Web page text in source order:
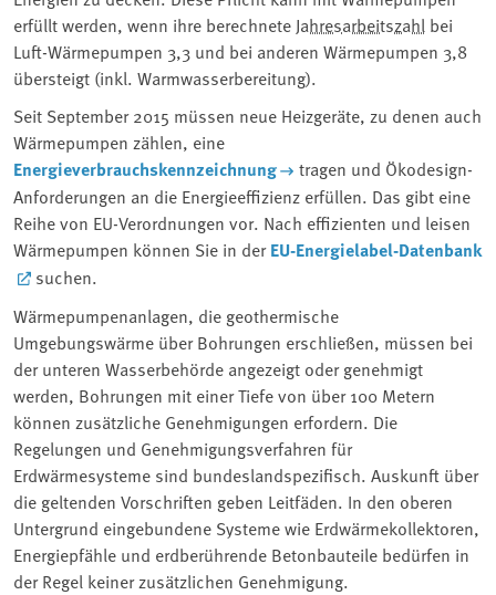
erfüllt werden, wenn ihre berechnete Jahresarbeitszahl bei
Luft-Wärmepumpen 3,3 und bei anderen Wärmepumpen 3,8
übersteigt (inkl. Warmwasserbereitung).
Seit September 2015 müssen neue Heizgeräte, zu denen auch
Wärmepumpen zählen, eine
Energieverbrauchskennzeichnung
tragen und Ökodesign-
Anforderungen an die Energieeffizienz erfüllen. Das gibt eine
Reihe von EU-Verordnungen vor. Nach effizienten und leisen
Wärmepumpen können Sie in derEU-Energielabel-Datenbank
suchen.
Wärmepumpenanlagen, die geothermische
Umgebungswärme über Bohrungen erschließen, müssen bei
der unteren Wasserbehörde angezeigt oder genehmigt
werden, Bohrungen mit einer Tiefe von über 100 Metern
können zusätzliche Genehmigungen erfordern. Die
Regelungen und Genehmigungsverfahren für
Erdwärmesysteme sind bundeslandspezifisch. Auskunft über
die geltenden Vorschriften geben Leitfäden. In den oberen
Untergrund eingebundene Systeme wie Erdwärmekollektoren,
Energiepfähle und erdberührende Betonbauteile bedürfen in
der Regel keiner zusätzlichen Genehmigung.